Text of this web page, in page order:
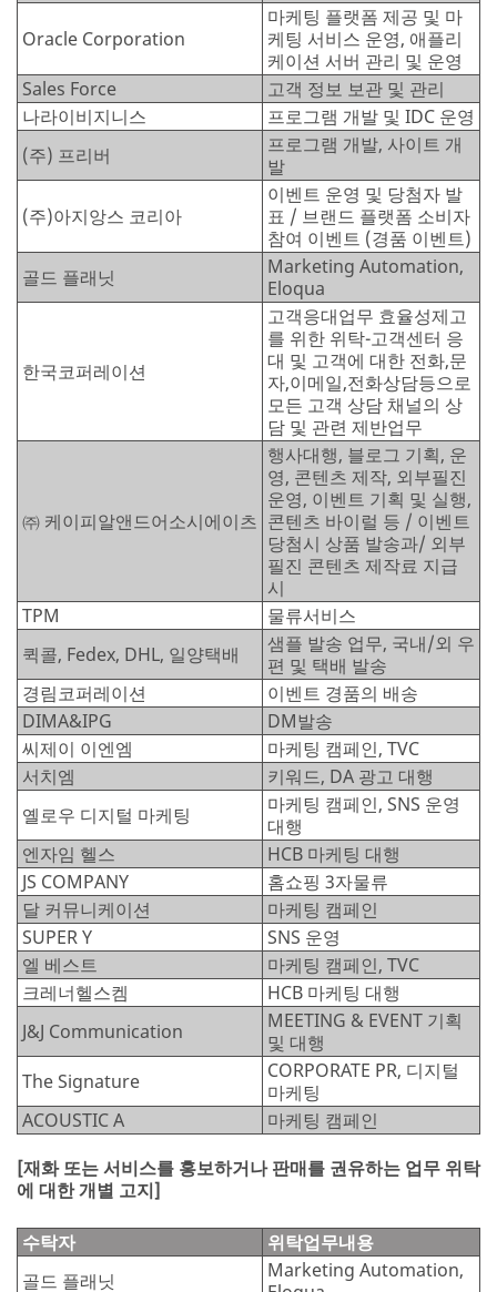
Oracle Corporation
마케팅 플랫폼 제공 및 마
케팅 서비스 운영, 애플리
케이션 서버 관리 및 운영
Sales Force
고객 정보 보관 및 관리
나라이비지니스
프로그램 개발 및 IDC 운영
(주) 프리버
프로그램 개발, 사이트 개
발
(주)아지앙스 코리아
이벤트 운영 및 당첨자 발
표 / 브랜드 플랫폼 소비자
참여 이벤트 (경품 이벤트)
골드 플래닛
Marketing Automation,
Eloqua
한국코퍼레이션
고객응대업무 효율성제고
를 위한 위탁-고객센터 응
대 및 고객에 대한 전화,문
자,이메일,전화상담등으로
모든 고객 상담 채널의 상
담 및 관련 제반업무
㈜ 케이피알앤드어소시에이츠
행사대행, 블로그 기획, 운
영, 콘텐츠 제작, 외부필진
운영, 이벤트 기획 및 실행,
콘텐츠 바이럴 등 / 이벤트
당첨시 상품 발송과/ 외부
필진 콘텐츠 제작료 지급
시
TPM
물류서비스
퀵콜, Fedex, DHL, 일양택배
샘플 발송 업무, 국내/외 우
편 및 택배 발송
경림코퍼레이션
이벤트 경품의 배송
DIMA&IPG
DM발송
씨제이 이엔엠
마케팅 캠페인, TVC
서치엠
키워드, DA 광고 대행
옐로우 디지털 마케팅
마케팅 캠페인, SNS 운영
대행
엔자임 헬스
HCB 마케팅 대행
JS COMPANY
홈쇼핑 3자물류
달 커뮤니케이션
마케팅 캠페인
SUPER Y
SNS 운영
엘 베스트
마케팅 캠페인, TVC
크레너헬스켐
HCB 마케팅 대행
J&J Communication
MEETING & EVENT 기획
및 대행
The Signature
CORPORATE PR, 디지털
마케팅
ACOUSTIC A
마케팅 캠페인
[재화 또는 서비스를 홍보하거나 판매를 권유하는 업무 위탁
에 대한 개별 고지]
수탁자
위탁업무내용
골드 플래닛
Marketing Automation,